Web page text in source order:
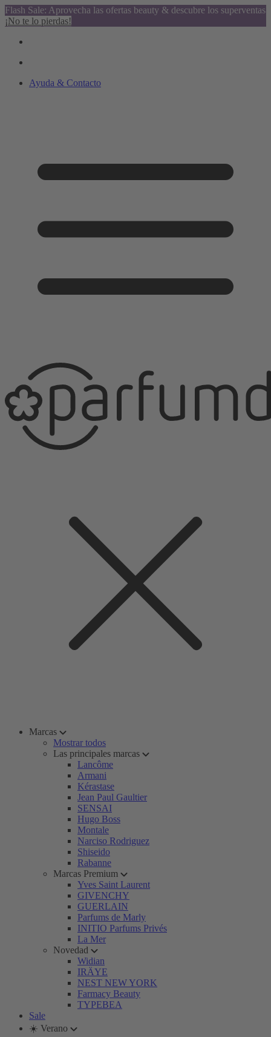
Flash Sale: Aprovecha las ofertas beauty & descubre los superventas
¡No te lo pierdas!
Ayuda & Contacto
Marcas
Mostrar todos
Las principales marcas
Lancôme
Armani
Kérastase
Jean Paul Gaultier
SENSAI
Hugo Boss
Montale
Narciso Rodriguez
Shiseido
Rabanne
Marcas Premium
Yves Saint Laurent
GIVENCHY
GUERLAIN
Parfums de Marly
INITIO Parfums Privés
La Mer
Novedad
Widian
IRÄYE
NEST NEW YORK
Farmacy Beauty
TYPEBEA
Sale
☀️ Verano